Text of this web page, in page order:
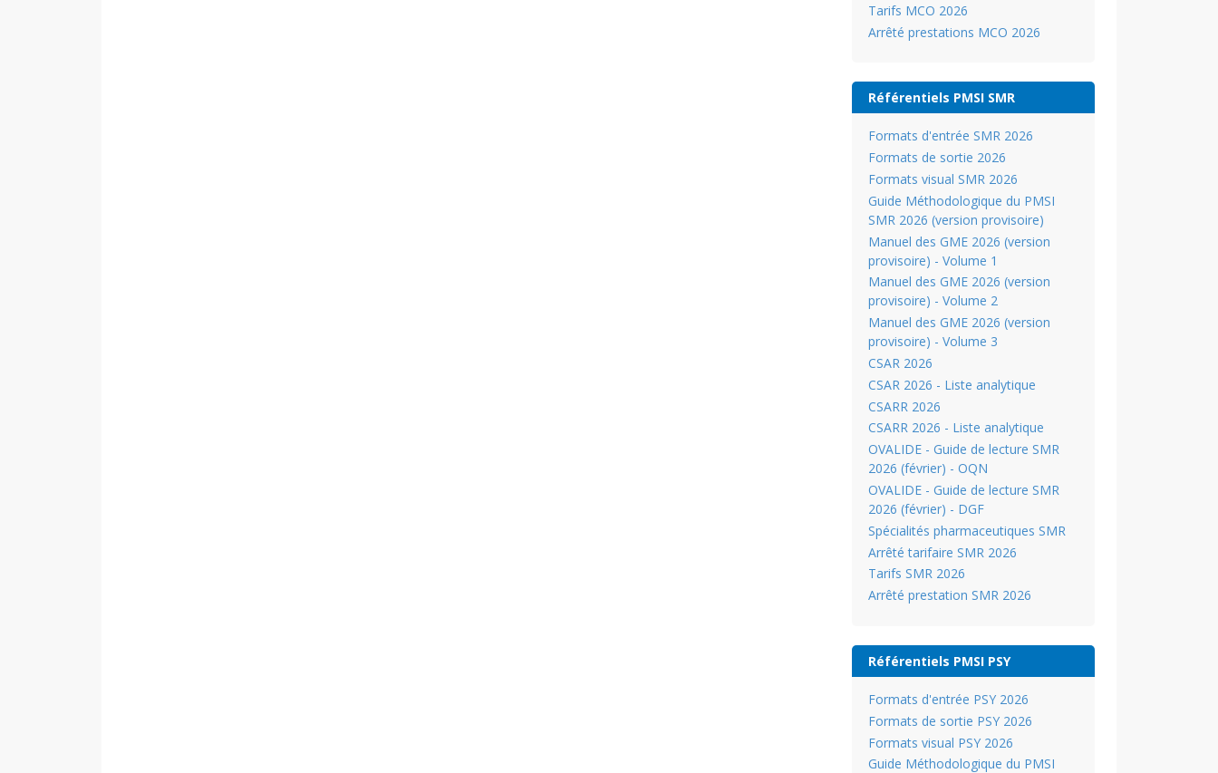
Tarifs MCO 2026
Arrêté prestations MCO 2026
Référentiels PMSI SMR
Formats d'entrée SMR 2026
Formats de sortie 2026
Formats visual SMR 2026
Guide Méthodologique du PMSI
SMR 2026 (version provisoire)
Manuel des GME 2026 (version
provisoire) - Volume 1
Manuel des GME 2026 (version
provisoire) - Volume 2
Manuel des GME 2026 (version
provisoire) - Volume 3
CSAR 2026
CSAR 2026 - Liste analytique
CSARR 2026
CSARR 2026 - Liste analytique
OVALIDE - Guide de lecture SMR
2026 (février) - OQN
OVALIDE - Guide de lecture SMR
2026 (février) - DGF
Spécialités pharmaceutiques SMR
Arrêté tarifaire SMR 2026
Tarifs SMR 2026
Arrêté prestation SMR 2026
Référentiels PMSI PSY
Formats d'entrée PSY 2026
Formats de sortie PSY 2026
Formats visual PSY 2026
Guide Méthodologique du PMSI